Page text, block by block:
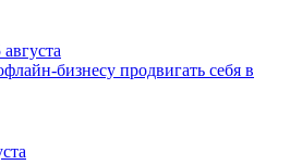
августа
бизнесу продвигать себя в